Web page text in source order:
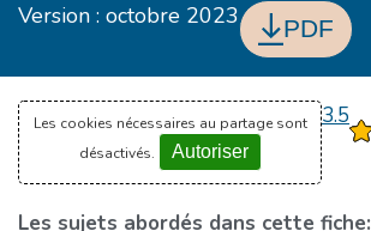
Version : octobre 2023 PDF
Les cookies nécessaires au partage sont
désactivés.
Autoriser
3.5
1
2
3
4
5
Les sujets abordés dans cette fiche: